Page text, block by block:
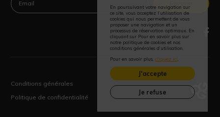
Conditions générales
Politique de confidentialité
En poursuivant votre navigation sur
ce site, vous acceptez l’utilisation de
cookies qui nous permettent de vous
proposer une navigation et un
processus de réservation optimaux. En
cliquant sur Pour en savoir plus sur
notre politique de cookies et nos
conditions générales d’utilisation,
Pour en savoir plus, cliquez ici
J'accepte
Je refuse